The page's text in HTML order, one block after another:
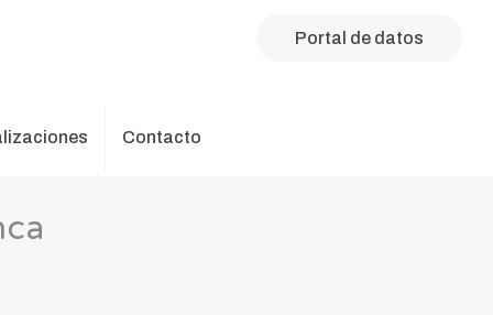
Contacto
Portal de datos